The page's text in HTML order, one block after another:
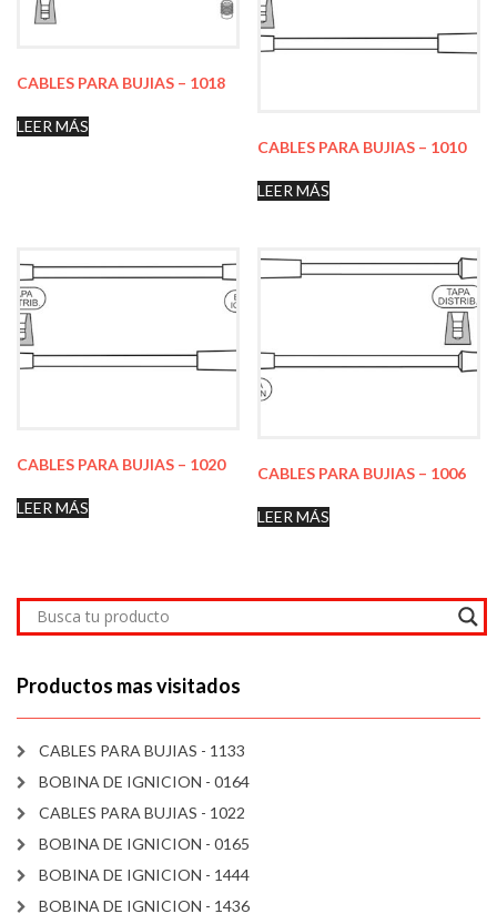
CABLES PARA BUJIAS – 1018
LEER MÁS
CABLES PARA BUJIAS – 1010
LEER MÁS
CABLES PARA BUJIAS – 1020
LEER MÁS
CABLES PARA BUJIAS – 1006
LEER MÁS
Productos mas visitados
CABLES PARA BUJIAS - 1133
BOBINA DE IGNICION - 0164
CABLES PARA BUJIAS - 1022
BOBINA DE IGNICION - 0165
BOBINA DE IGNICION - 1444
BOBINA DE IGNICION - 1436